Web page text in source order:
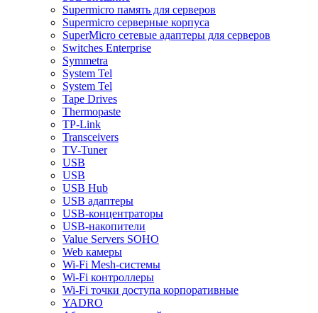
Supermicro память для серверов
Supermicro серверные корпуса
SuperMicro сетевые адаптеры для серверов
Switches Enterprise
Symmetra
System Tel
System Tel
Tape Drives
Thermopaste
TP-Link
Transceivers
TV-Tuner
USB
USB
USB Hub
USB адаптеры
USB-концентраторы
USB-накопители
Value Servers SOHO
Web камеры
Wi-Fi Mesh-системы
Wi-Fi контроллеры
Wi-Fi точки доступа корпоративные
YADRO